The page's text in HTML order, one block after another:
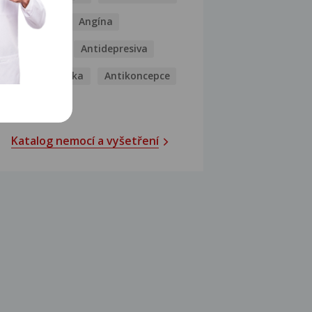
Analgetika Angína
Antidepresiva
Antihistaminika Antikoncepce
Katalog nemocí a vyšetření